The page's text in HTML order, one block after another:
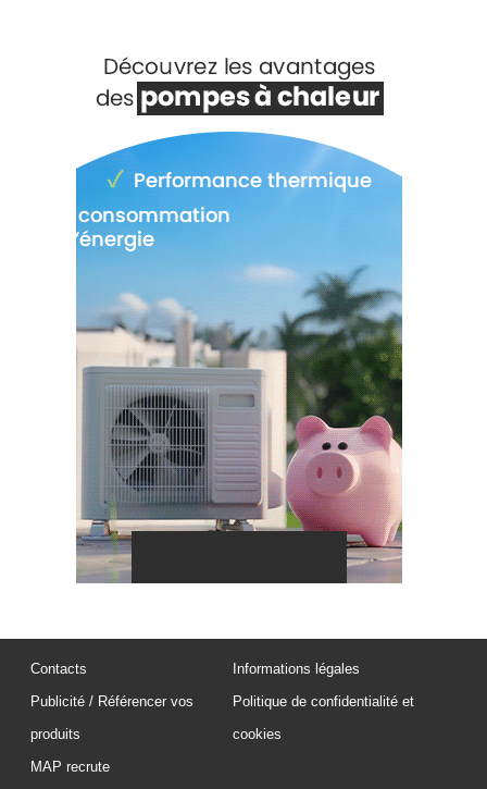
Contacts
Publicité / Référencer vos
produits
MAP recrute
Informations légales
Politique de confidentialité et
cookies